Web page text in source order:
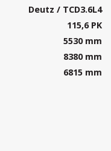
Deutz / TCD3.6L4
115,6 PK
5530 mm
8380 mm
6815 mm